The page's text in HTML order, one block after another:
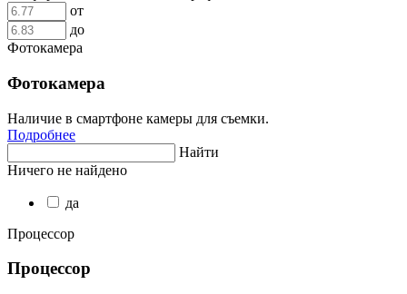
от
до
Фотокамера
Фотокамера
Наличие в смартфоне камеры для съемки.
Подробнее
Найти
Ничего не найдено
да
Процессор
Процессор